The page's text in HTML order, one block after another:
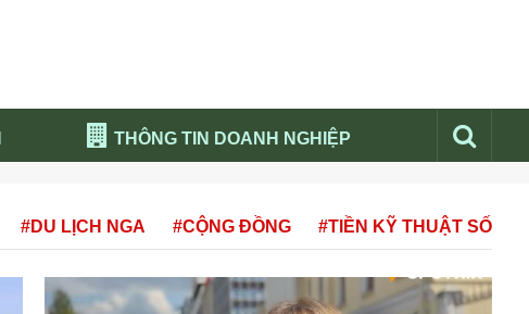
THÔNG TIN DOANH NGHIỆP
Nổi bật báo nga
Phân tích thị trường Nga 2026
#DU LỊCH NGA #CỘNG ĐỒNG #TIỀN KỸ THUẬT SỐ